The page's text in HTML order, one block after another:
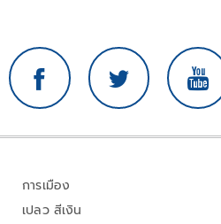
การเมือง
เปลว สีเงิน